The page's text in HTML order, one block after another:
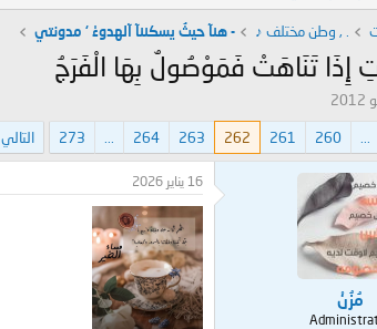
. , وطن مختلف ♪ - هنآ حيثُ يسكننآ آلهدوءْ ‘ مدونتي
إِذَا تَنَاهَتْ فَمَوْصُولٌ بِهَا الْفَرَجُ
...
260
261
262
263
264
...
273 التالي
مُزُنْ
16 يناير 2026